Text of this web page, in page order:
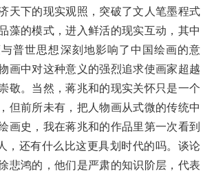
天下的现实观照，突破了文人笔墨程式
藻的模式，进入鲜活的现实互动，其中
普世思想深刻地影响了中国绘画的意
画中对这种意义的强烈追求使画家超越
敬。当然，蒋兆和的现实关怀只是一个
但前所未有，把人物画从式微的传统中
画史，我在蒋兆和的作品里第一次看到
，还有什么比这更具划时代的吗。谈论
悲鸿的，他们是严肃的知识阶层，代表